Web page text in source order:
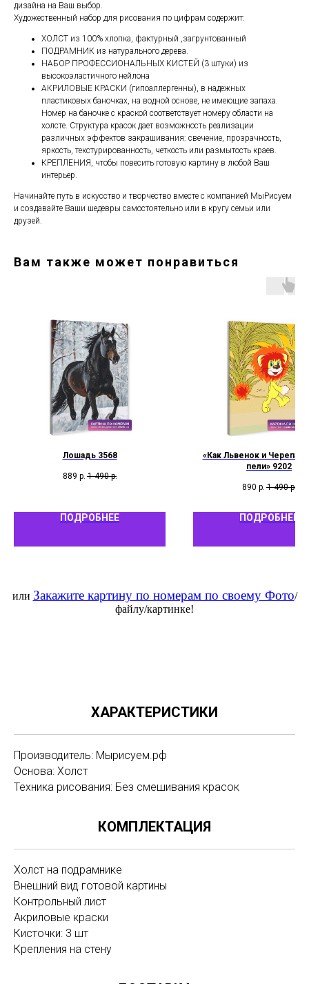
дизайна на Ваш выбор.
Художественный набор для рисования по цифрам содержит:
ХОЛСТ из 100% хлопка, фактурный ,загрунтованный
ПОДРАМНИК из натурального дерева.
НАБОР ПРОФЕССИОНАЛЬНЫХ КИСТЕЙ (3 штуки) из
высокоэластичного нейлона
АКРИЛОВЫЕ КРАСКИ (гипоаллергенны), в надежных
пластиковых баночках, на водной основе, не имеющие запаха.
Номер на баночке с краской соответствует номеру области на
холсте. Структура красок дает возможность реализации
различных эффектов закрашивания: свечение, прозрачность,
яркость, текстурированность, четкость или размытость краев.
КРЕПЛЕНИЯ, чтобы повесить готовую картину в любой Ваш
интерьер.
Начинайте путь в искусство и творчество вместе с компанией МыРисуем
и создавайте Ваши шедевры самостоятельно или в кругу семьи или
друзей.
Вам также может понравиться
Лошадь 3568
889 р. 1 490 р.
ПОДРОБНЕЕ
«Как Львенок и
пели» 9202
890 р. 1 490 р.
ПОДРОБНЕЕ
или Закажите картину по номерам по своему Фото/
файлу/картинке!
ХАРАКТЕРИСТИКИ
Производитель: Мырисуем.рф
Основа: Холст
Техника рисования: Без смешивания красок
КОМПЛЕКТАЦИЯ
Холст на подрамнике
Внешний вид готовой картины
Контрольный лист
Акриловые краски
Кисточки: 3 шт
Крепления на стену